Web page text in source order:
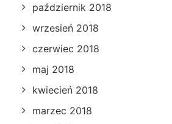
październik 2018
wrzesień 2018
czerwiec 2018
maj 2018
kwiecień 2018
marzec 2018